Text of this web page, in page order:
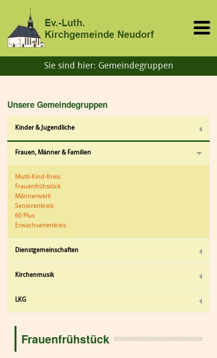
Sie sind hier: Gemeindegruppen
Unsere Gemeindegruppen
Kinder & Jugendliche
Frauen, Männer & Familien
Mutti-Kind-Kreis
Frauenfrühstück
Männerwerk
Seniorenkreis
60 Plus
Erwachsenenkreis
Dienstgemeinschaften
Kirchenmusik
LKG
Frauenfrühstück